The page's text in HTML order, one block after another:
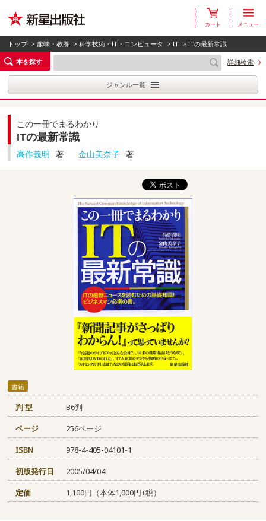
カート メニュー
トップ >趣味・教養 >科学技術・IT・コンピュータ >IT > ITの最新常識
本を探す
詳細検索
ジャンル一覧
この一冊でまるわかり
ITの最新常識
高作義明 著 金山美奈子 著
書籍
判 型
B6判
ページ
256ページ
ISBN
978-4-405-04101-1
初版発行日
2005/04/04
定価
1,100円（本体1,000円+税）